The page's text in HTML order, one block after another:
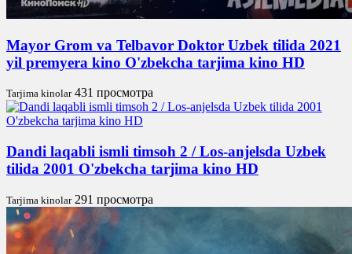
Mayor Grom va Telbavor Doktor Uzbek tilida 2021
yil premyera kino O'zbekcha tarjima kino HD
Tarjima kinolar 431 просмотра
Dandi laqabli ismli timsoh 2 / Los-anjelsda Uzbek
tilida 2001 O'zbekcha tarjima kino HD
Tarjima kinolar 291 просмотра